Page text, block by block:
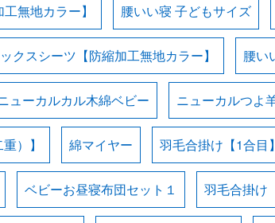
無地カラー】 腰いい寝 子どもサイズ
クスシーツ【防縮加工無地カラー】 腰い
ューカルカル木綿ベビー ニューカルつよ
）】 綿マイヤー 羽毛合掛け【1合目】
ベビーお昼寝布団セット１ 羽毛合掛け